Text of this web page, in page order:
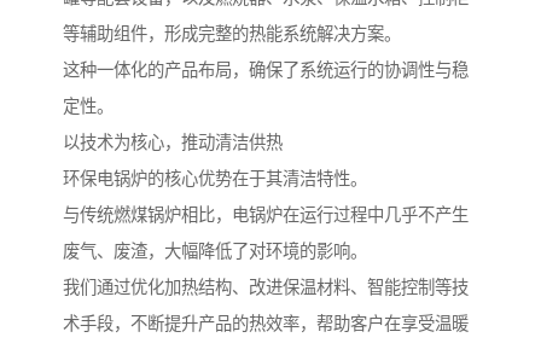
等辅助组件，形成完整的热能系统解决方案。
这种一体化的产品布局，确保了系统运行的协调性与稳
定性。
以技术为核心，推动清洁供热
环保电锅炉的核心优势在于其清洁特性。
与传统燃煤锅炉相比，电锅炉在运行过程中几乎不产生
废气、废渣，大幅降低了对环境的影响。
我们通过优化加热结构、改进保温材料、智能控制等技
术手段，不断提升产品的热效率，帮助客户在享受温暖